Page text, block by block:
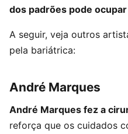
dos padrões pode
A seguir, veja outros
pela bariátrica:
André Marques
André Marques fez a
reforça que os cuidados